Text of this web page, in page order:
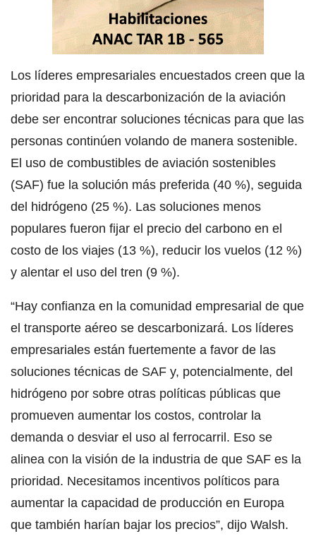
Los líderes empresariales encuestados creen que la
prioridad para la descarbonización de la aviación
debe ser encontrar soluciones técnicas para que las
personas continúen volando de manera sostenible.
El uso de combustibles de aviación sostenibles
(SAF) fue la solución más preferida (40 %), seguida
del hidrógeno (25 %). Las soluciones menos
populares fueron fijar el precio del carbono en el
costo de los viajes (13 %), reducir los vuelos (12 %)
y alentar el uso del tren (9 %).
“Hay confianza en la comunidad empresarial de que
el transporte aéreo se descarbonizará. Los líderes
empresariales están fuertemente a favor de las
soluciones técnicas de SAF y, potencialmente, del
hidrógeno por sobre otras políticas públicas que
promueven aumentar los costos, controlar la
demanda o desviar el uso al ferrocarril. Eso se
alinea con la visión de la industria de que SAF es la
prioridad. Necesitamos incentivos políticos para
aumentar la capacidad de producción en Europa
que también harían bajar los precios”, dijo Walsh.